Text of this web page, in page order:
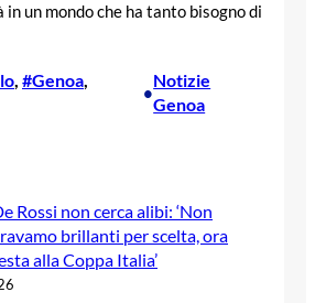
in un mondo che ha tanto bisogno di
, #Genoa
•
Notizie
Genoa
Rossi non cerca alibi: ‘Non
brillanti per scelta, ora
alla Coppa Italia’